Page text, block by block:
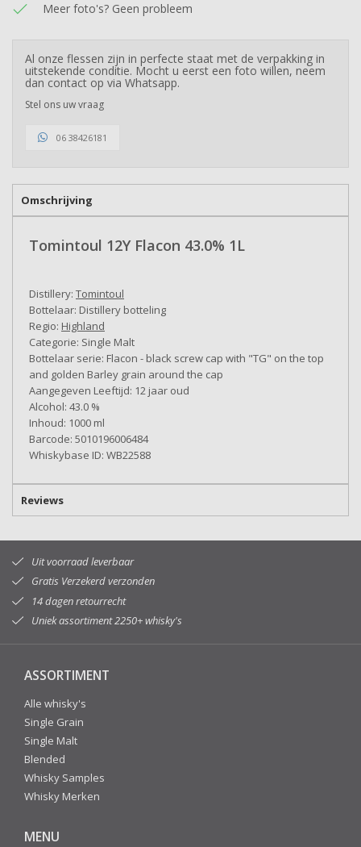
Meer foto's? Geen probleem
Al onze flessen zijn in perfecte staat met de verpakking in
uitstekende conditie. Mocht u eerst een foto willen, neem
dan contact op via Whatsapp.
Stel ons uw vraag
06 38426181
Omschrijving
Tomintoul 12Y Flacon 43.0% 1L
Distillery: Tomintoul
Bottelaar: Distillery botteling
Regio: Highland
Categorie: Single Malt
Bottelaar serie: Flacon - black screw cap with "TG" on the top
and golden Barley grain around the cap
Aangegeven Leeftijd: 12 jaar oud
Alcohol: 43.0 %
Inhoud: 1000 ml
Barcode: 5010196006484
Whiskybase ID: WB22588
Reviews
Uit voorraad leverbaar
Gratis Verzekerd verzonden
14 dagen retourrecht
Uniek assortiment 2250+ whisky's
ASSORTIMENT
Alle whisky's
Single Grain
Single Malt
Blended
Whisky Samples
Whisky Merken
MENU